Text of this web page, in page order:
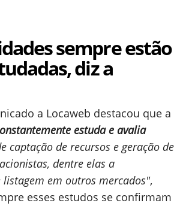
sempre estão
diz a
a Locaweb destacou que a
estuda e avalia
captação de recursos e geração de
dentre elas a
em outros mercados",
esses estudos se confirmam